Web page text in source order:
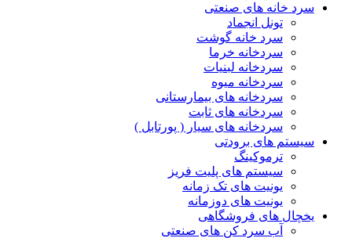
سرد خانه های صنعتی
تونل انجماد
سرد خانه گوشت
سردخانه خرما
سردخانه لبنیات
سردخانه میوه
سردخانه های بیمارستانی
سردخانه های ثابت
سردخانه های سیار ( پورتابل )
سیستم های برودتی
ترموکینگ
سیستم های پلیت فریز
یونیت های تک زمانه
یونیت های دوزمانه
یخچال های فروشگاهی
آب سرد کن های صنعتی